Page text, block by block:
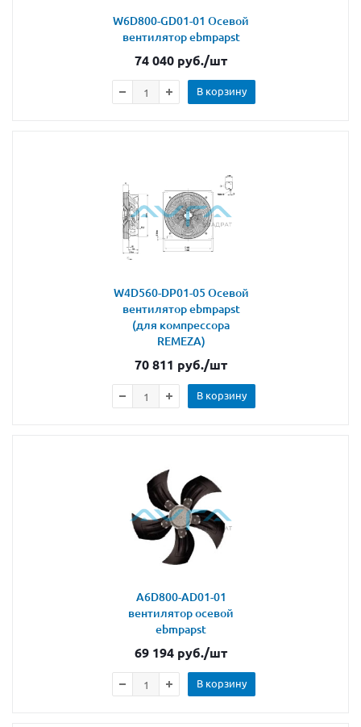
W6D800-GD01-01 Осевой
вентилятор ebmpapst
74 040 руб./шт
В корзину
W4D560-DP01-05 Осевой
вентилятор ebmpapst
(для компрессора
REMEZA)
70 811 руб./шт
В корзину
A6D800-AD01-01
вентилятор осевой
ebmpapst
69 194 руб./шт
В корзину